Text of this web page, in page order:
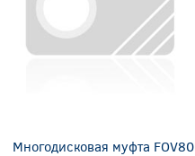
Многодисковая муфта FOV80